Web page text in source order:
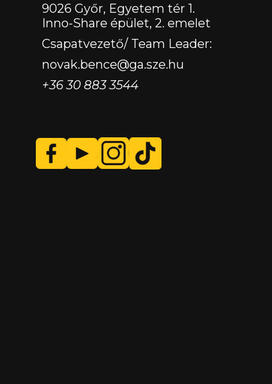
9026 Győr, Egyetem tér 1.
Inno-Share épület, 2. emelet
Csapatvezető/ Team Leader:
novak.bence@ga.sze.hu
+36 30 883 3544